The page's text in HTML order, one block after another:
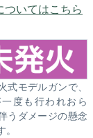
ついてはこちら
式モデルガンで、
度も行われおら
うダメージの懸念